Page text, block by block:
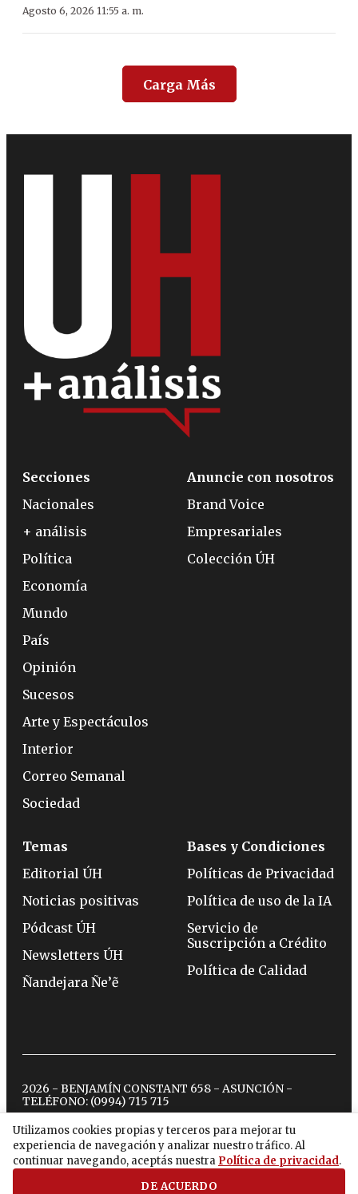
Agosto 6, 2026 11:55 a. m.
Carga Más
Utilizamos cookies propias y terceros para mejorar tu
experiencia de navegación y analizar nuestro tráfico. Al
continuar navegando, aceptás nuestra Política de privacidad.
DE ACUERDO
Secciones
Nacionales
+ análisis
Política
Economía
Mundo
País
Opinión
Sucesos
Arte y Espectáculos
Interior
Correo Semanal
Sociedad
Anuncie con nosotros
Brand Voice
Empresariales
Colección ÚH
Temas
Editorial ÚH
Noticias positivas
Pódcast ÚH
Newsletters ÚH
Ñandejara Ñe’ẽ
Bases y Condiciones
Políticas de Privacidad
Política de uso de la IA
Servicio de
Suscripción a Crédito
Política de Calidad
2026 - BENJAMÍN CONSTANT 658 - ASUNCIÓN -
TELÉFONO: (0994) 715 715
twitterinstagram
facebook
tiktokyoutubespotify